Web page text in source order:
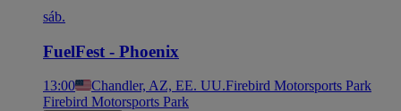
sáb.
FuelFest - Phoenix
13:00 Chandler, AZ, EE. UU.Firebird Motorsports Park
Firebird Motorsports Park